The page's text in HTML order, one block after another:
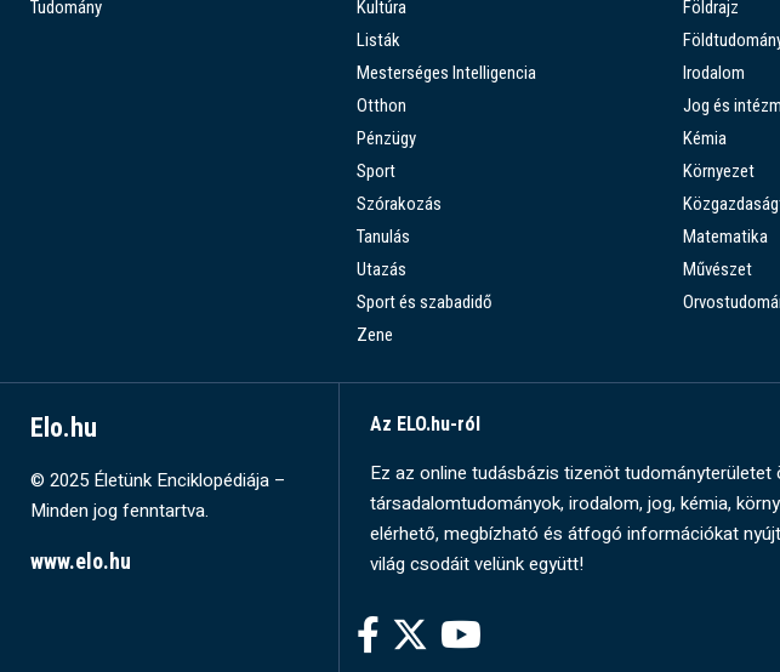
Tudomány
Kultúra
Listák
Mesterséges Intelligencia
Otthon
Pénzügy
Sport
Szórakozás
Tanulás
Utazás
Sport és szabadidő
Zene
Földrajz
Irodalom
Jog és
Kémia
Környezet
Matematika
Művészet
Elo.hu
© 2025 Életünk Enciklopédiája –
Minden jog fenntartva.
www.elo.hu
Az ELO.hu-ról
Ez az online tudásbázis tizenöt
társadalomtudományok, irodalom, jog, kémia,
elérhető, megbízható és átfogó információkat
világ csodáit velünk együtt!